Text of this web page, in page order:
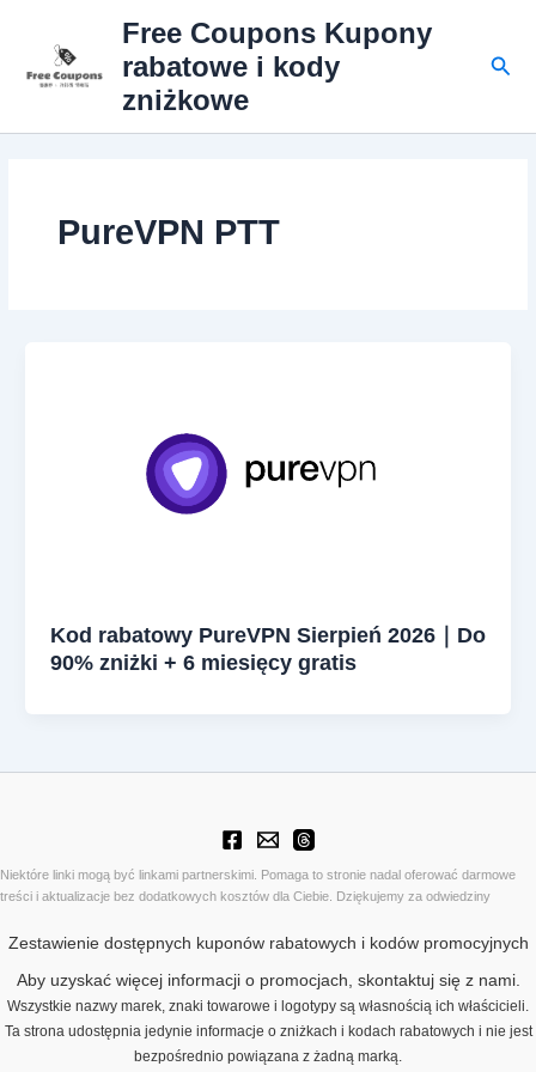
Free Coupons Kupony
rabatowe i kody
zniżkowe
PureVPN PTT
Kod rabatowy PureVPN Sierpień 2026｜Do
90% zniżki + 6 miesięcy gratis
Niektóre linki mogą być linkami partnerskimi. Pomaga to stronie nadal oferować darmowe
treści i aktualizacje bez dodatkowych kosztów dla Ciebie. Dziękujemy za odwiedziny
Zestawienie dostępnych kuponów rabatowych i kodów promocyjnych
Aby uzyskać więcej informacji o promocjach, skontaktuj się z nami.
Wszystkie nazwy marek, znaki towarowe i logotypy są własnością ich właścicieli.
Ta strona udostępnia jedynie informacje o zniżkach i kodach rabatowych i nie jest
bezpośrednio powiązana z żadną marką.